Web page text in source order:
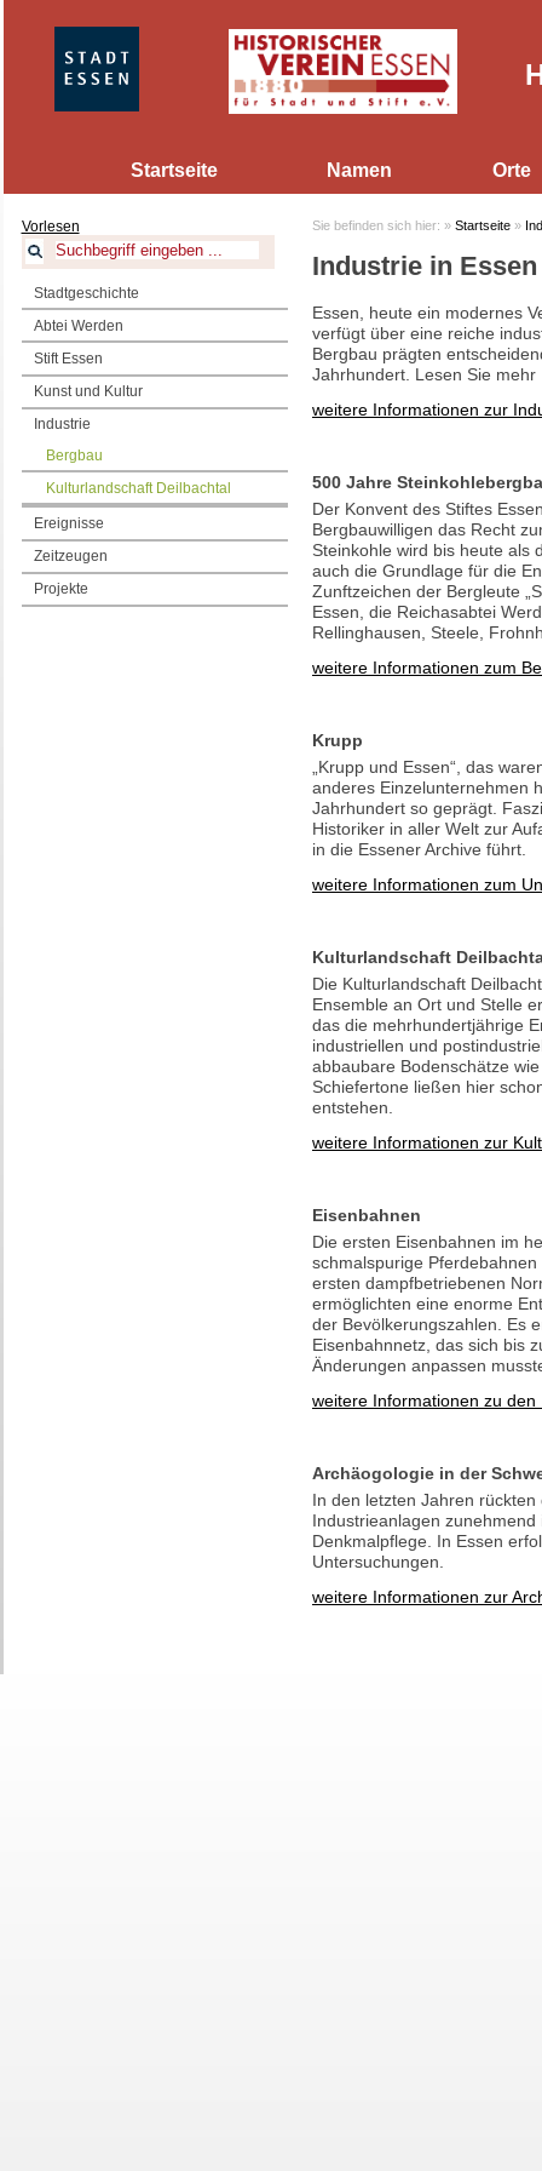
Startseite Namen Orte
Vorlesen
Stadtgeschichte
Abtei Werden
Stift Essen
Kunst und Kultur
Industrie
Bergbau
Kulturlandschaft Deilbachtal
Ereignisse
Zeitzeugen
Projekte
Sie befinden sich hier: » Startseite »
Industrie in Essen
Essen, heute ein modernes
verfügt über eine reiche
Bergbau prägten
Jahrhundert. Lesen Sie
weitere Informationen zur
500 Jahre
Der Konvent des Stiftes
Bergbauwilligen das Recht
Steinkohle wird bis heute als
auch die Grundlage für die
Zunftzeichen der Bergleute
Essen, die Reichasabtei
Rellinghausen, Steele,
weitere Informationen zum
Krupp
„Krupp und Essen“, das
anderes Einzelunternehmen
Jahrhundert so geprägt.
Historiker in aller Welt zur
in die Essener Archive führt.
weitere Informationen zum
Kulturlandschaft
Die Kulturlandschaft
Ensemble an Ort und Stelle
das die mehrhundertjährige
industriellen und
abbaubare Bodenschätze
Schiefertone ließen hier
entstehen.
weitere Informationen zur
Eisenbahnen
Die ersten Eisenbahnen im
schmalspurige
ersten dampfbetriebenen
ermöglichten eine enorme
der Bevölkerungszahlen. Es
Eisenbahnnetz, das sich bis
Änderungen anpassen
weitere Informationen zu den
Archäogologie in der
In den letzten Jahren
Industrieanlagen
Denkmalpflege. In Essen
Untersuchungen.
weitere Informationen zur